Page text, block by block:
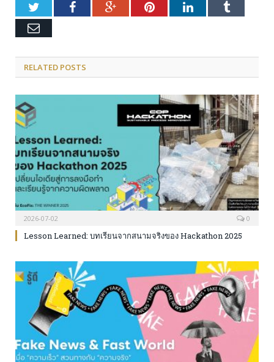
TwitterFacebookGoogle+PinterestLinkedInTumblr
Email
RELATED POSTS
2026-07-02 0
Lesson Learned: บทเรียนจากสนามจริงของ Hackathon 2025